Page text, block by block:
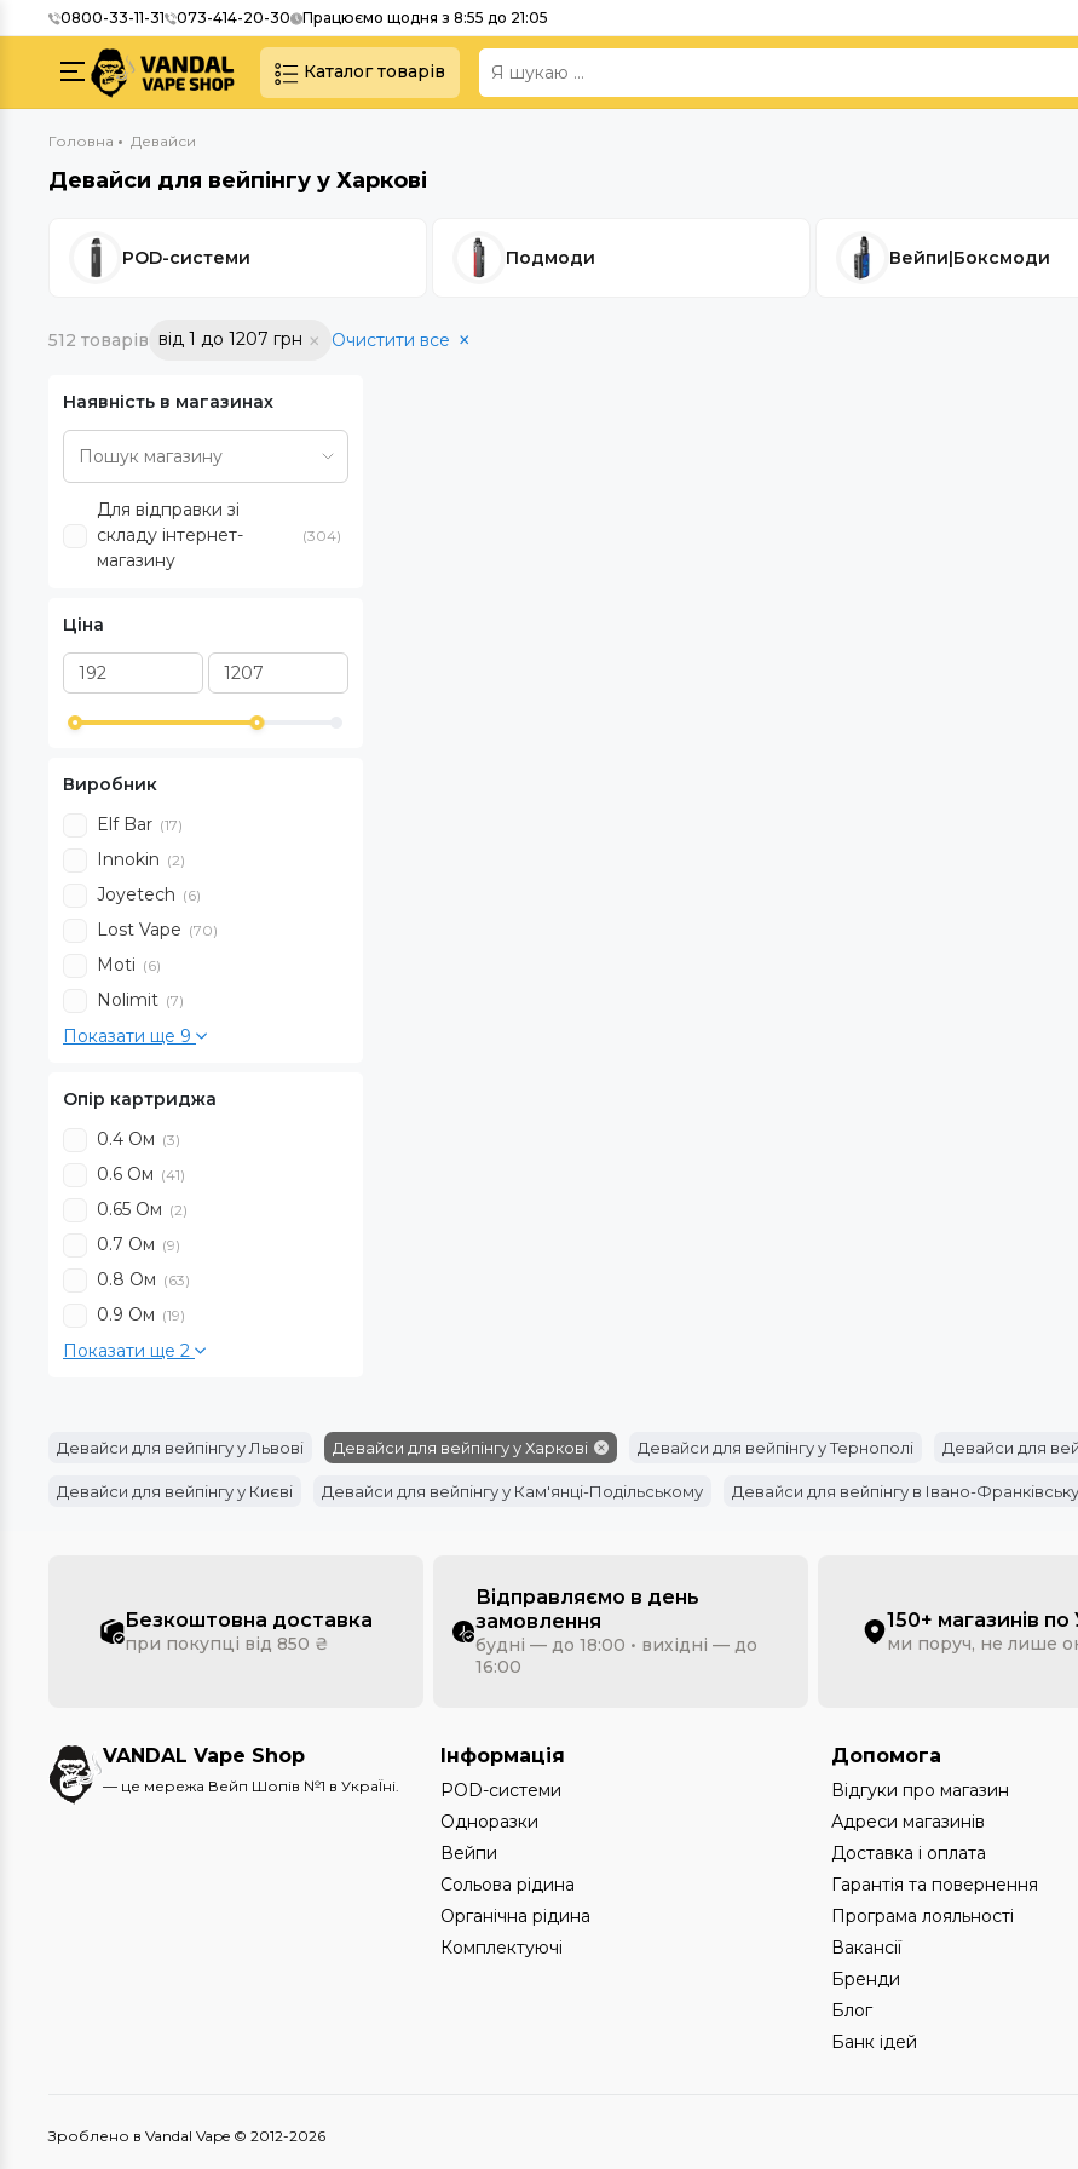
0800-33-11-31 073-414-20-30 Працюємо щодня з 8:55 до 21:05
Каталог товарів
Головна Девайси
Девайси для вейпінгу у Харкові
POD-системи Подмоди Вейпи|Боксмоди
512 товарів від 1 до 1207 грн Очистити все
Наявність в магазинах
Для відправки зі
складу інтернет-
магазину
(304)
Ціна
Виробник
Elf Bar (17)
Innokin (2)
Joyetech (6)
Lost Vape (70)
Moti (6)
Nolimit (7)
Показати ще 9
Опір картриджа
0.4 Ом (3)
0.6 Ом (41)
0.65 Ом (2)
0.7 Ом (9)
0.8 Ом (63)
0.9 Ом (19)
Показати ще 2
Девайси для вейпінгу у Львові Девайси для вейпінгу у Харкові Девайси для вейпінгу у Тернополі Девайси для
Девайси для вейпінгу у Києві Девайси для вейпінгу у Кам'янці-Подільському Девайси для вейпінгу в Івано-Франківську
Безкоштовна доставка
при покупці від 850 ₴
Відправляємо в день
замовлення
будні — до 18:00 • вихідні — до
16:00
150+ магазинів по
ми поруч, не лише
VANDAL Vape Shop
— це мережа Вейп Шопів №1 в УкраЇні.
Інформація
POD-системи
Одноразки
Вейпи
Сольова рідина
Органічна рідина
Комплектуючі
Допомога
Відгуки про магазин
Адреси магазинів
Доставка і оплата
Гарантія та повернення
Програма лояльності
Вакансії
Бренди
Блог
Банк ідей
Зроблено в Vandal Vape © 2012-2026